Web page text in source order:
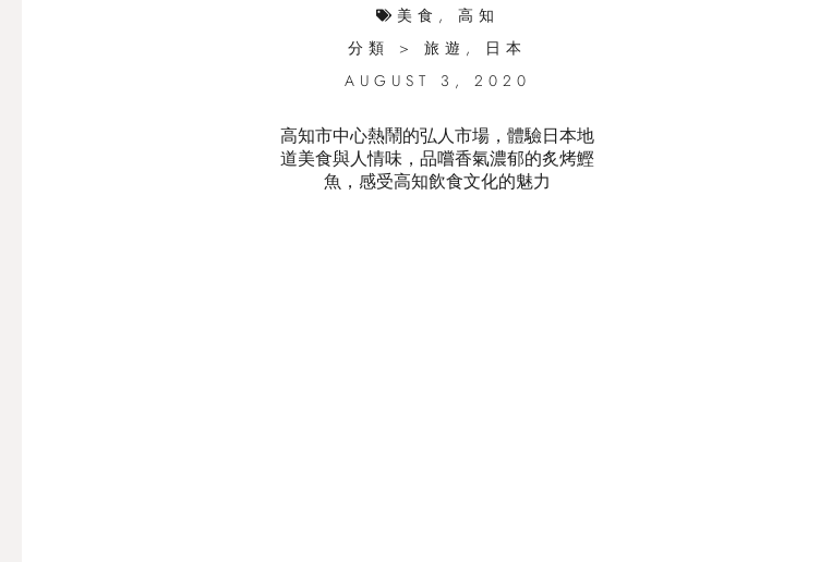
美食 , 高知
分類 >
旅遊 , 日本
AUGUST 3, 2020
高知市中心熱鬧的弘人市場，體驗日本地
道美食與人情味，品嚐香氣濃郁的炙烤鰹
魚，感受高知飲食文化的魅力